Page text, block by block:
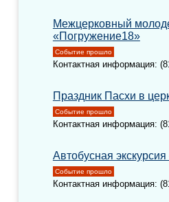
Межцерковный
«Погружение18»
Событие прошло
Контактная информация:
Праздник Пасхи в
Событие прошло
Контактная информация:
Автобусная
Событие прошло
Контактная информация: